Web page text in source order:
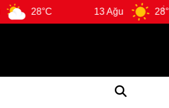
13 Ağu 28°C